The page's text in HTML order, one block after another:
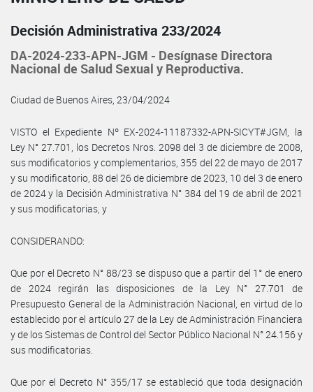
Decisión Administrativa 233/2024
DA-2024-233-APN-JGM - Desígnase Directora
Nacional de Salud Sexual y Reproductiva.
Ciudad de Buenos Aires, 23/04/2024
VISTO el Expediente Nº EX-2024-11187332-APN-SICYT#JGM, la
Ley N° 27.701, los Decretos Nros. 2098 del 3 de diciembre de 2008,
sus modificatorios y complementarios, 355 del 22 de mayo de 2017
y su modificatorio, 88 del 26 de diciembre de 2023, 10 del 3 de enero
de 2024 y la Decisión Administrativa N° 384 del 19 de abril de 2021
y sus modificatorias, y
CONSIDERANDO:
Que por el Decreto N° 88/23 se dispuso que a partir del 1° de enero
de 2024 regirán las disposiciones de la Ley N° 27.701 de
Presupuesto General de la Administración Nacional, en virtud de lo
establecido por el artículo 27 de la Ley de Administración Financiera
y de los Sistemas de Control del Sector Público Nacional N° 24.156 y
sus modificatorias.
Que por el Decreto N° 355/17 se estableció que toda designación